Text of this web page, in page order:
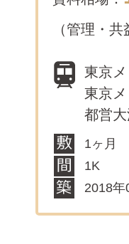
（管理・共
東京
東京
都営
1ヶ月
1K
2018年